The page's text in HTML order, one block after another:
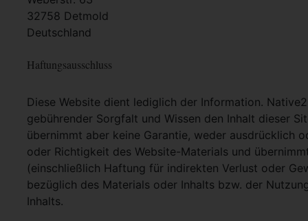
32758 Detmold
Deutschland
Haftungsausschluss
Diese Website dient lediglich der Information.
gebührender Sorgfalt und Wissen den Inhalt dieser
übernimmt aber keine Garantie, weder ausdrücklich
oder Richtigkeit des Website-Materials und
(einschließlich Haftung für indirekten Verlust oder
bezüglich des Materials oder Inhalts bzw. der
Inhalts.